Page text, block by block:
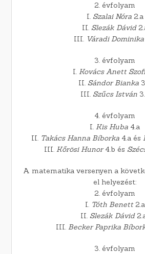
2. évfolyam
I. Szalai Nóra2.a
II. Slezák Dávid
III. Váradi Dominika
3. évfolyam
I. Kovács Anett Szofi
II. Sándor Bianka
III. Szűcs István
4. évfolyam
I. Kis Huba 4.a
II. Takács Hanna Bíborka 4.a és
III. Kőrösi Hunor4.b és
A matematika versenyen a
el helyezést:
2. évfolyam
I. Tóth Benett2.a
II. Slezák Dávid
III. Becker Paprika
3. évfolyam